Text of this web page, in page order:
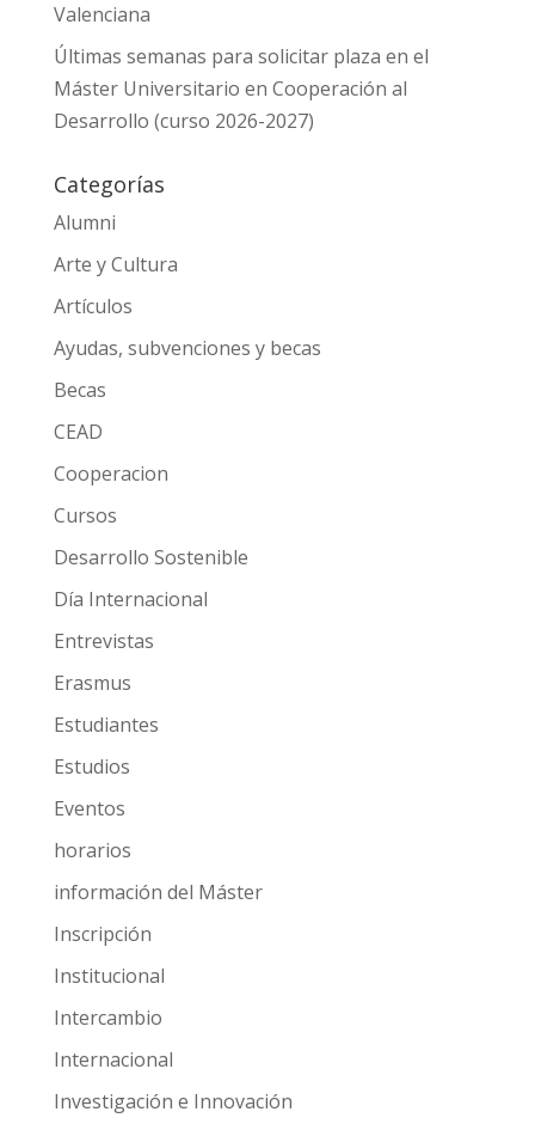
Valenciana
Últimas semanas para solicitar plaza en el
Máster Universitario en Cooperación al
Desarrollo (curso 2026-2027)
Categorías
Alumni
Arte y Cultura
Artículos
Ayudas, subvenciones y becas
Becas
CEAD
Cooperacion
Cursos
Desarrollo Sostenible
Día Internacional
Entrevistas
Erasmus
Estudiantes
Estudios
Eventos
horarios
información del Máster
Inscripción
Institucional
Intercambio
Internacional
Investigación e Innovación